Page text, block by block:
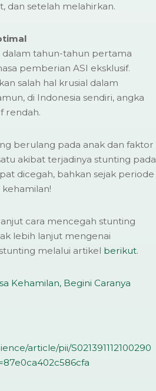
dan setelah melahirkan.
tahun-tahun pertama
pemberian ASI eksklusif.
salah hal krusial dalam
di Indonesia sendiri, angka
rendah.
berulang pada anak dan faktor
akibat terjadinya stunting pada
dicegah, bahkan sejak periode
cara mencegah stunting
lebih lanjut mengenai
melalui artikel berikut.
Kehamilan, Begini Caranya
article/pii/S021391112100290